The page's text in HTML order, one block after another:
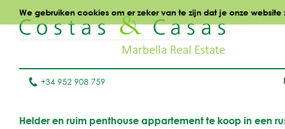
We gebruiken cookies om er zeker van te zijn dat je onze
+34 952 908 759
Helder en ruim penthouse appartement te koop in een